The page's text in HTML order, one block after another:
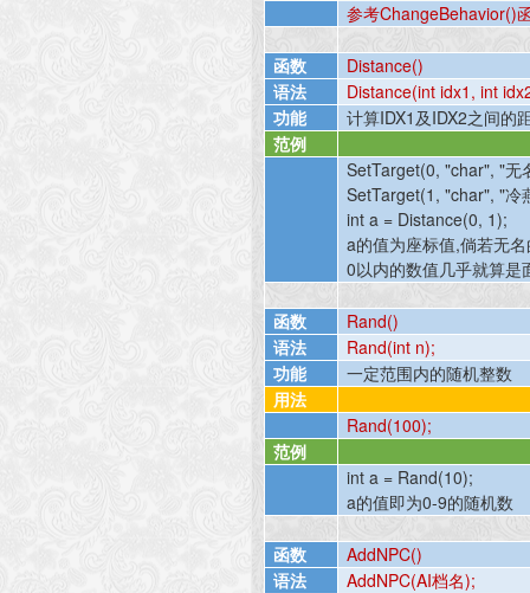
参考ChangeBehavior()
函数
Distance()
语法
Distance(int idx1, int
功能
计算IDX1 及IDX2之间的
范例
SetTarget(0, "char", "无
SetTarget(1, "char", "冷
int a = Distance(0, 1);
a的值为座标值,倘若无
0以内的数值几乎就算是
函数
Rand()
语法
Rand(int n);
功能
一定范围内的随机整数
用法
Rand(100);
范例
int a = Rand(10);
a的值即为0-9的随机数
函数
AddNPC()
语法
AddNPC(AI档名);